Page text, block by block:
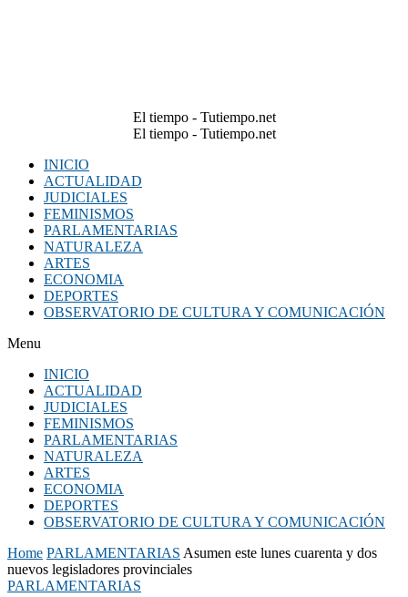
El tiempo - Tutiempo.net
El tiempo - Tutiempo.net
INICIO
ACTUALIDAD
JUDICIALES
FEMINISMOS
PARLAMENTARIAS
NATURALEZA
ARTES
ECONOMIA
DEPORTES
OBSERVATORIO DE CULTURA Y COMUNICACIÓN
Menu
INICIO
ACTUALIDAD
JUDICIALES
FEMINISMOS
PARLAMENTARIAS
NATURALEZA
ARTES
ECONOMIA
DEPORTES
OBSERVATORIO DE CULTURA Y COMUNICACIÓN
Home PARLAMENTARIAS Asumen este lunes cuarenta y dos
nuevos legisladores provinciales
PARLAMENTARIAS